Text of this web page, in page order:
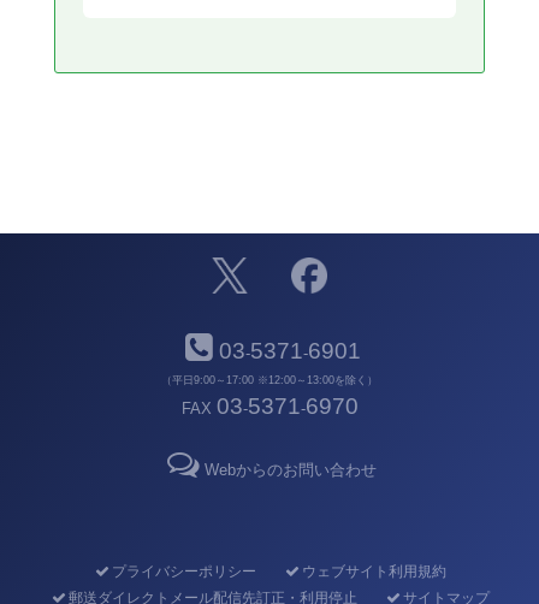
03-5371-6901
（平日9:00～17:00 ※12:00～13:00を除く）
FAX 03-5371-6970
Webからのお問い合わせ
プライバシーポリシー
ウェブサイト利用規約
郵送ダイレクトメール配信先訂正・利用停止
サイトマップ